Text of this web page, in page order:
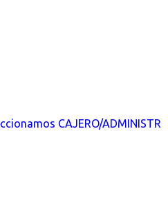
CAJERO/ADMINISTR